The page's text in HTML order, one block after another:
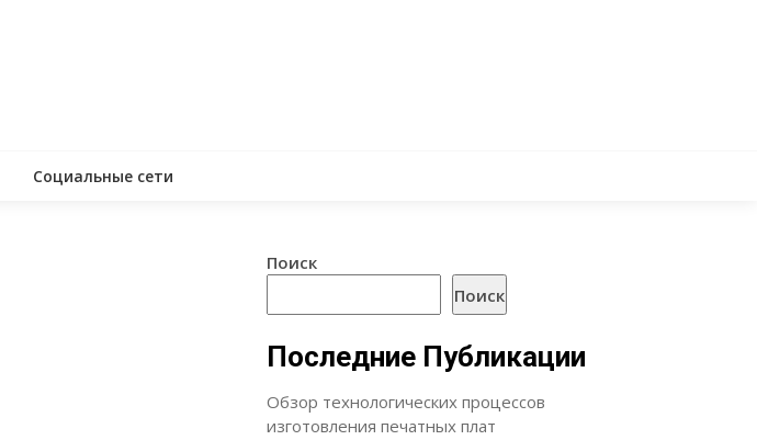
Социальные сети
Поиск
Поиск
Последние Публикации
Обзор технологических процессов
изготовления печатных плат